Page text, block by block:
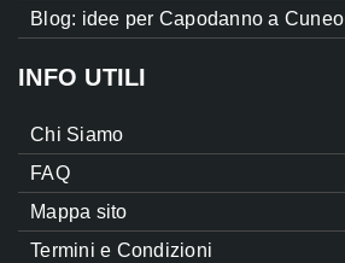
Blog: idee per Capodanno a Cuneo
INFO UTILI
Chi Siamo
FAQ
Mappa sito
Termini e Condizioni